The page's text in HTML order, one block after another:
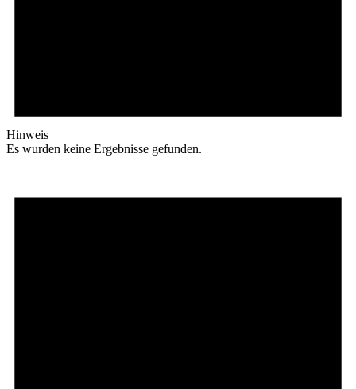
Hinweis
Es wurden keine Ergebnisse gefunden.